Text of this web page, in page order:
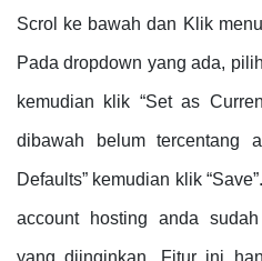
Scrol ke bawah dan Klik
Pada dropdown yang ada,
kemudian klik “Set as
dibawah belum tercentang
Defaults” kemudian klik
account hosting anda
yang diinginkan. Fitur ini